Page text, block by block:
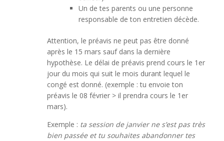
Un de tes parents ou une personne
responsable de ton entretien décède.
Attention, le préavis ne peut pas être donné
après le 15 mars sauf dans la dernière
hypothèse. Le délai de préavis prend cours le 1er
jour du mois qui suit le mois durant lequel le
congé est donné. (exemple : tu envoie ton
préavis le 08 février > il prendra cours le 1er
mars).
Exemple : ta session de janvier ne s’est pas très
bien passée et tu souhaites abandonner tes